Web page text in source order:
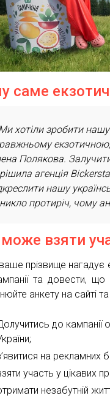
саме
хотіли зробити
Полякова.
агенція
нашу
протиріч, чому
взяти
прізвище нагадує
та довести,
анкету на сайті
до кампанії
на рекламних
участь у цікавих
незабутній